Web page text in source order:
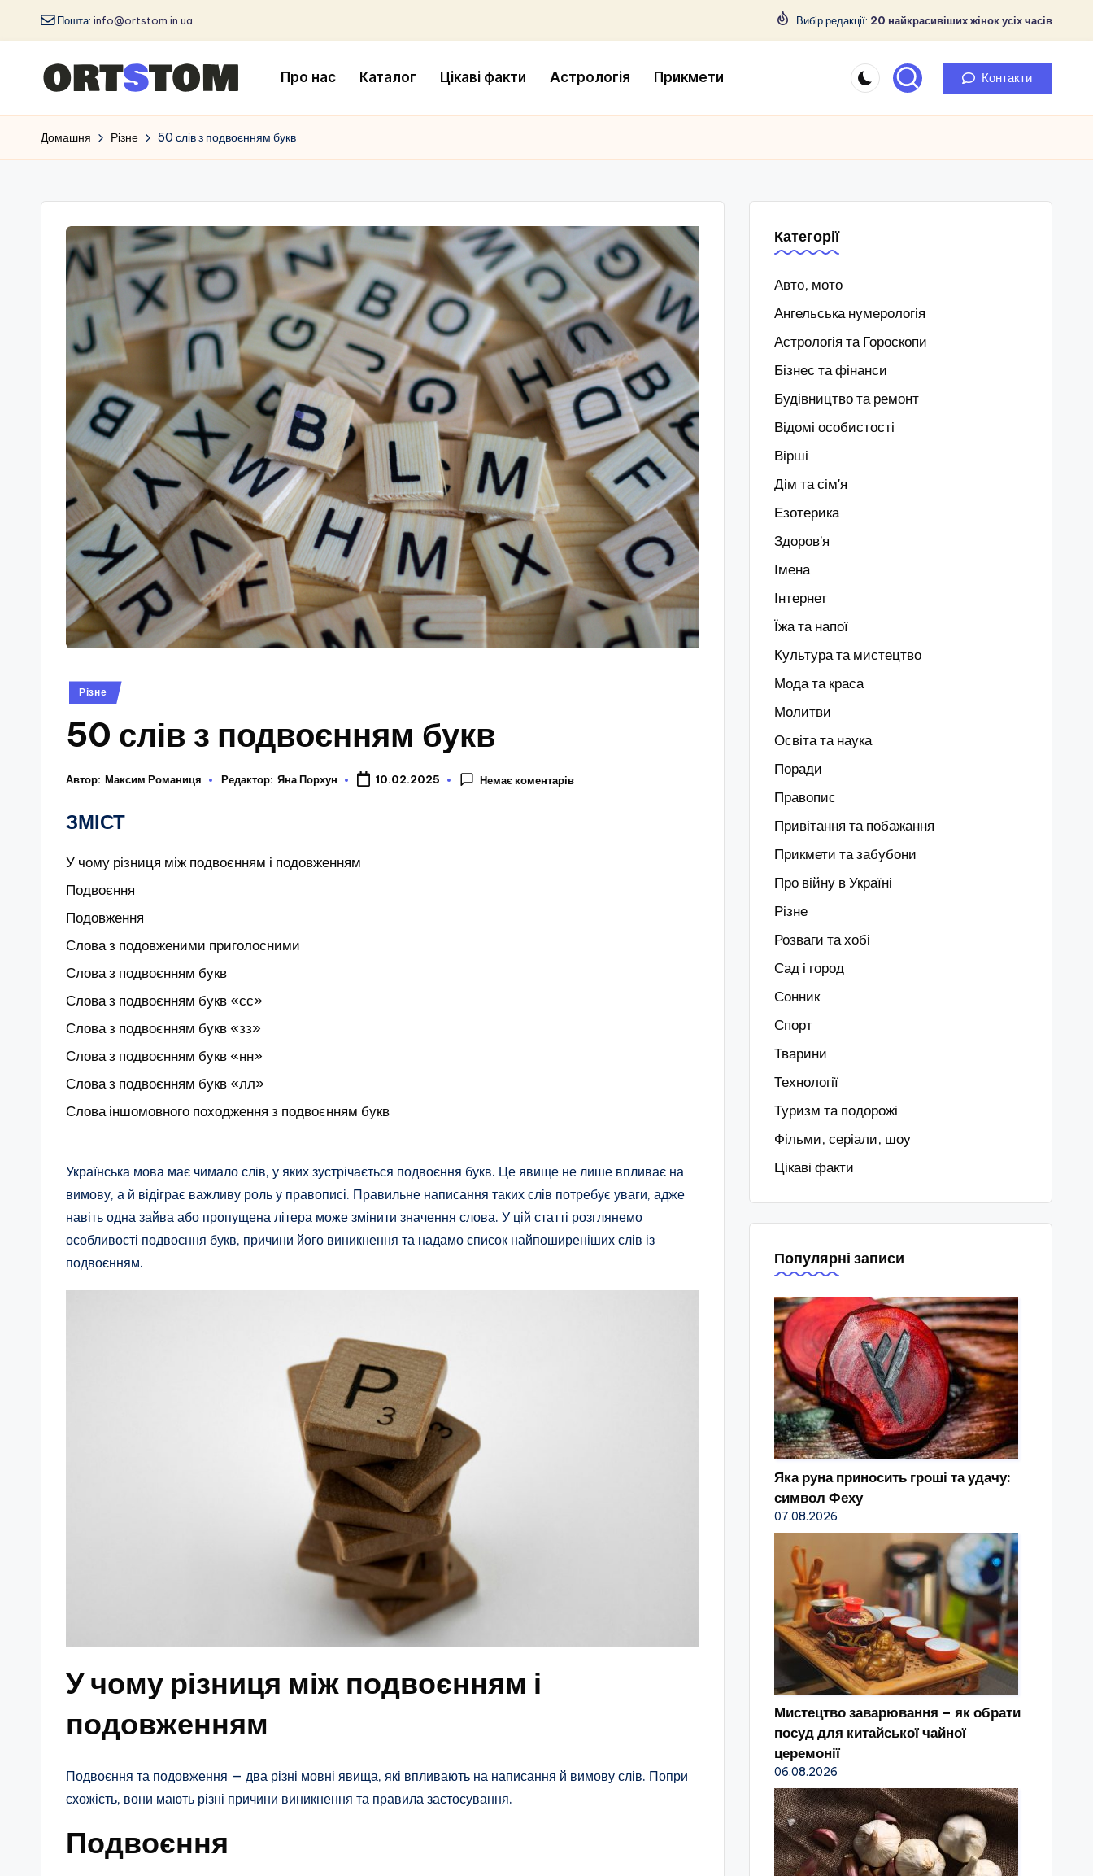
Пошта: info@ortstom.in.ua Вибір редакції: 20 найкрасивіших жінок усіх часів
Про нас Каталог Цікаві факти Астрологія Прикмети Контакти
Домашня Різне 50 слів з подвоєнням букв
Опубліковано
Різне
50 слів з подвоєнням букв
Автор: Максим Романиця Редактор: Яна Порхун 10.02.2025 Немає коментарів
ЗМІСТ
У чому різниця між подвоєнням і подовженням
Подвоєння
Подовження
Слова з подовженими приголосними
Слова з подвоєнням букв
Слова з подвоєнням букв «сс»
Слова з подвоєнням букв «зз»
Слова з подвоєнням букв «нн»
Слова з подвоєнням букв «лл»
Слова іншомовного походження з подвоєнням букв
Українська мова має чимало слів, у яких зустрічається подвоєння букв. Це явище не лише впливає на
вимову, а й відіграє важливу роль у правописі. Правильне написання таких слів потребує уваги, адже
навіть одна зайва або пропущена літера може змінити значення слова. У цій статті розглянемо
особливості подвоєння букв, причини його виникнення та надамо список найпоширеніших слів із
подвоєнням.
У чому різниця між подвоєнням і
подовженням
Подвоєння та подовження — два різні мовні явища, які впливають на написання й вимову слів. Попри
схожість, вони мають різні причини виникнення та правила застосування.
Подвоєння
Категорії
Авто, мото
Ангельська нумерологія
Астрологія та Гороскопи
Бізнес та фінанси
Будівництво та ремонт
Відомі особистості
Вірші
Дім та сім'я
Езотерика
Здоров’я
Імена
Інтернет
Їжа та напої
Культура та мистецтво
Мода та краса
Молитви
Освіта та наука
Поради
Правопис
Привітання та побажання
Прикмети та забубони
Про війну в Україні
Різне
Розваги та хобі
Сад і город
Сонник
Спорт
Тварини
Технології
Туризм та подорожі
Фільми, серіали, шоу
Цікаві факти
Популярні записи
Яка руна приносить гроші та удачу:
символ Феху
07.08.2026
Мистецтво заварювання – як обрати
посуд для китайської чайної
церемонії
06.08.2026